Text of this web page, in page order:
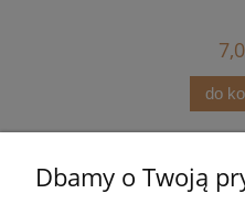
do
Dbamy o Twoją